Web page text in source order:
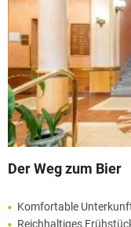
Der Weg zum Bier
Komfortable
Reichhaltiges